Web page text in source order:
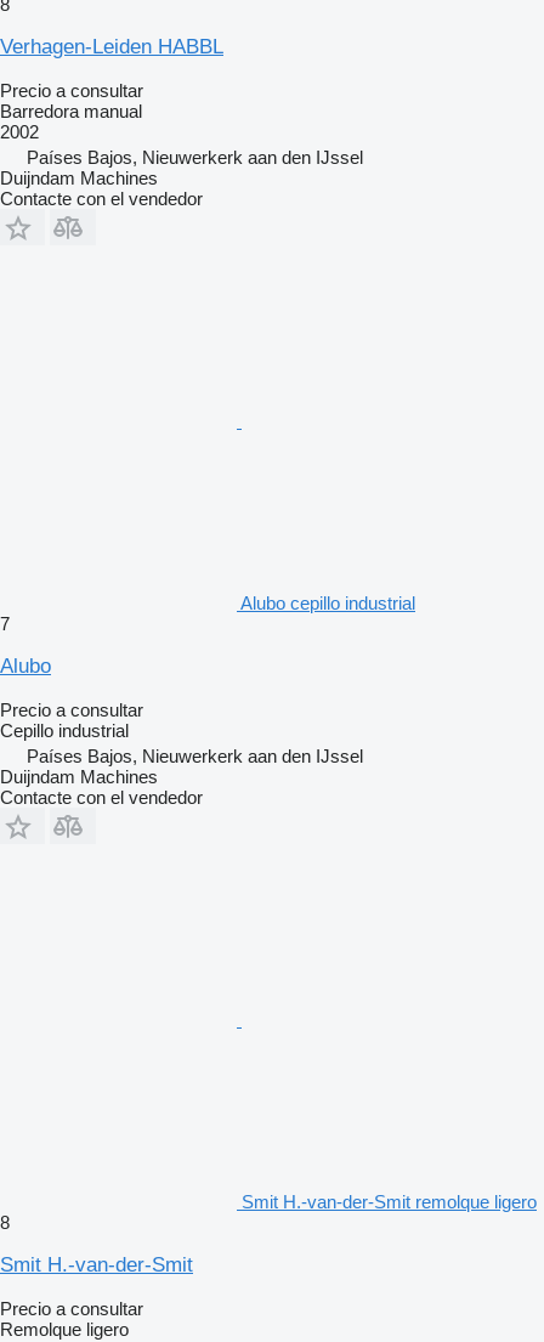
8
Verhagen-Leiden HABBL
Precio a consultar
Barredora manual
2002
Países Bajos, Nieuwerkerk aan den IJssel
Duijndam Machines
Contacte con el vendedor
Alubo cepillo industrial
7
Alubo
Precio a consultar
Cepillo industrial
Países Bajos, Nieuwerkerk aan den IJssel
Duijndam Machines
Contacte con el vendedor
Smit H.-van-der-Smit remolque ligero
8
Smit H.-van-der-Smit
Precio a consultar
Remolque ligero